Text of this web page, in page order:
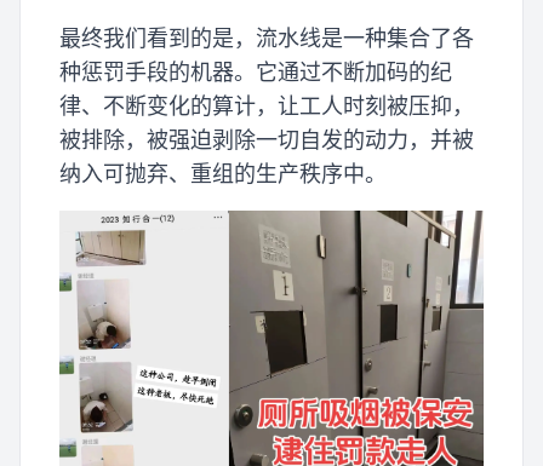
最终我们看到的是，流水线是一种集合了各
种惩罚手段的机器。它通过不断加码的纪
律、不断变化的算计，让工人时刻被压抑，
被排除，被强迫剥除一切自发的动力，并被
纳入可抛弃、重组的生产秩序中。